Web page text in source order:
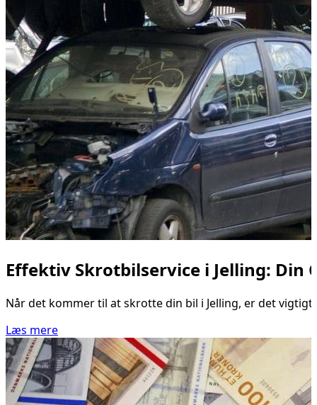
Effektiv Skrotbilservice i Jelling: Din
Når det kommer til at skrotte din bil i Jelling, er det
Læs mere